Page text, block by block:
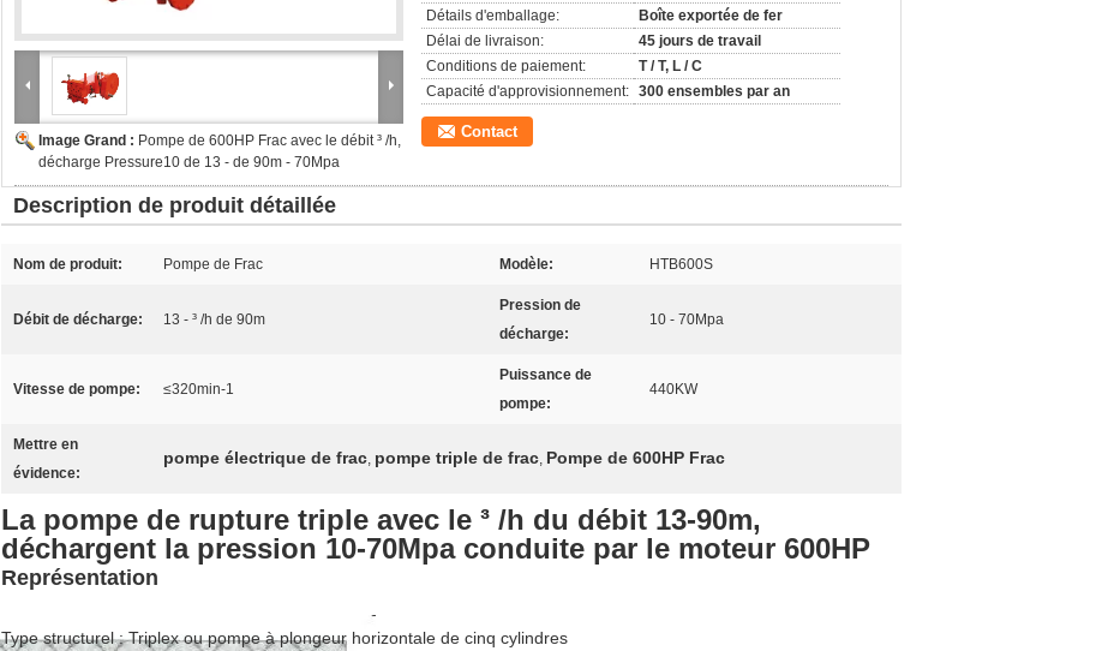
Image Grand : Pompe de 600HP Frac avec le débit ³ /h,
décharge Pressure10 de 13 - de 90m - 70Mpa
Détails d'emballage:
Boîte exportée de fer
Délai de livraison:
45 jours de travail
Conditions de paiement:
T / T, L / C
Capacité d'approvisionnement: 300 ensembles par an
Contact
Description de produit détaillée
Nom de produit: Pompe de Frac Modèle: HTB600S
Débit de décharge: 13 - ³ /h de 90m
Pression de
décharge:
10 - 70Mpa
Vitesse de pompe: ≤320min-1
Puissance de
pompe:
440KW
Mettre en
évidence:
pompe électrique de frac, pompe triple de frac, Pompe de 600HP Frac
La pompe de rupture triple avec le ³ /h du débit 13-90m,
déchargent la pression 10-70Mpa conduite par le moteur 600HP
Représentation
Type structurel : Triplex ou pompe à plongeur horizontale de cinq cylindres